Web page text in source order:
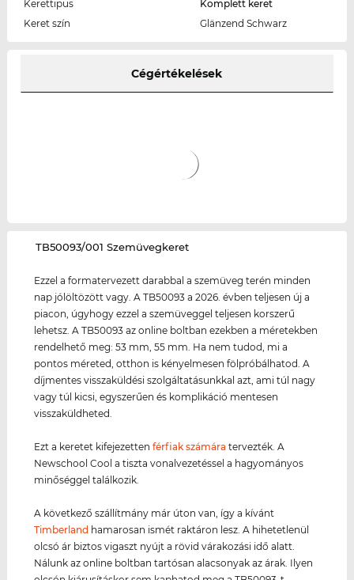
Kerettipus
Komplett keret
Keret szín
Glänzend Schwarz
Cégértékelések
‌TB50093/001 Szemüvegkeret
Ezzel a formatervezett darabbal a szemüveg terén minden
nap jólöltözött vagy. A TB50093 a 2026. évben teljesen új a
piacon, úgyhogy ezzel a szemüveggel teljesen korszerű
lehetsz. A TB50093 az online boltban ezekben a méretekben
rendelhető meg: 53 mm, 55 mm. Ha nem tudod, mi a
pontos méreted, otthon is kényelmesen fölpróbálhatod. A
díjmentes visszaküldési szolgáltatásunkkal azt, ami túl nagy
vagy túl kicsi, egyszerűen és komplikáció mentesen
visszaküldheted.
Ezt a keretet kifejezettenférfiak számára tervezték. A
Newschool Cool a tiszta vonalvezetéssel a hagyományos
minőséggel találkozik.
A következő szállítmány már úton van, így a kívánt
Timberland hamarosan ismét raktáron lesz. A hihetetlenül
olcsó ár biztos vigaszt nyújt a rövid várakozási idő alatt.
Nálunk az online boltban tartósan alacsonyak az árak. Ilyen